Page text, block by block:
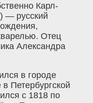
Карл-
— русский
Отец
Александра
в городе
Петербургской
с 1818 по